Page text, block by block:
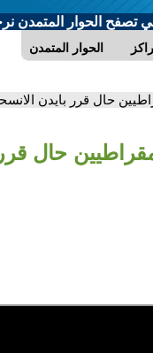
تصفح الحوار المتمدن
الحوار المتمدن
حال قرر بايدن
حال